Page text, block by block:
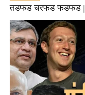
तडफड चरफड फडफड |